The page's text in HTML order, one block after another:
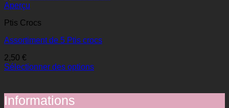
Aperçu
Ptis Crocs
Assortiment de 5 Ptis crocs
2,50 €
Sélectionner des options
Informations